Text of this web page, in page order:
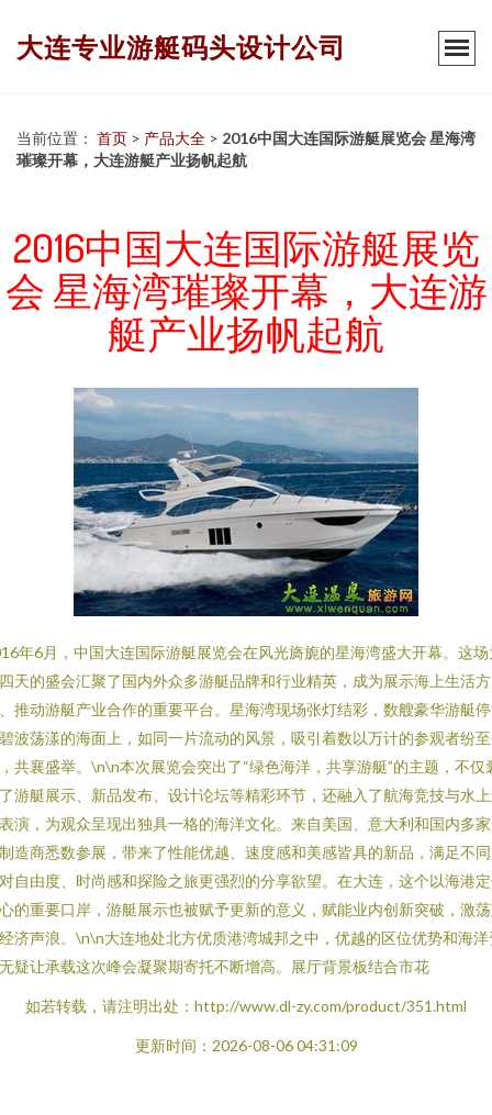
大连专业游艇码头设计公司
当前位置： 首页 > 产品大全 > 2016中国大连国际游艇展览会 星海湾
璀璨开幕，大连游艇产业扬帆起航
2016中国大连国际游艇展览
会 星海湾璀璨开幕，大连游
艇产业扬帆起航
年6月，中国大连国际游艇展览会在风光旖旎的星海湾盛大开幕。这场
天的盛会汇聚了国内外众多游艇品牌和行业精英，成为展示海上生活方
推动游艇产业合作的重要平台。星海湾现场张灯结彩，数艘豪华游艇
波荡漾的海面上，如同一片流动的风景，吸引着数以万计的参观者纷
共襄盛举。\n\n本次展览会突出了“绿色海洋，共享游艇”的主题，不仅
游艇展示、新品发布、设计论坛等精彩环节，还融入了航海竞技与水
演，为观众呈现出独具一格的海洋文化。来自美国、意大利和国内多
造商悉数参展，带来了性能优越、速度感和美感皆具的新品，满足不
自由度、时尚感和探险之旅更强烈的分享欲望。在大连，这个以海港
的重要口岸，游艇展示也被赋予更新的意义，赋能业内创新突破，激
济声浪。\n\n大连地处北方优质港湾城邦之中，优越的区位优势和海洋
疑让承载这次峰会凝聚期寄托不断增高。展厅背景板结合市花
如若转载，请注明出处：http://www.dl-zy.com/product/351.html
更新时间：2026-08-06 04:31:09